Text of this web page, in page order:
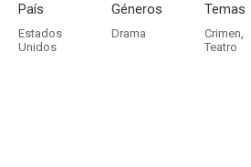
País
Estados
Unidos
Géneros
Drama
Temas
Crimen,
Teatro